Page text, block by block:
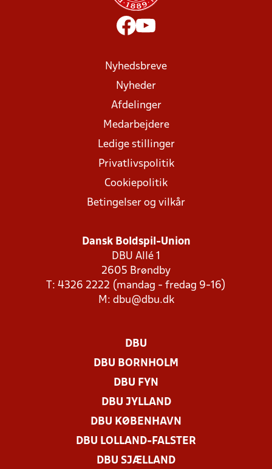
Nyhedsbreve
Nyheder
Afdelinger
Medarbejdere
Ledige stillinger
Privatlivspolitik
Cookiepolitik
Betingelser og vilkår
Dansk Boldspil-Union
DBU Allé 1
2605 Brøndby
T: 4326 2222 (mandag - fredag 9-16)
M: dbu@dbu.dk
DBU
DBU BORNHOLM
DBU FYN
DBU JYLLAND
DBU KØBENHAVN
DBU LOLLAND-FALSTER
DBU SJÆLLAND